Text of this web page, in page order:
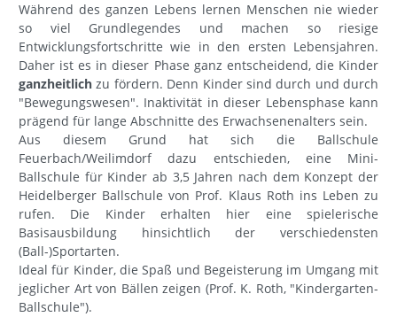
Während des ganzen Lebens lernen Menschen nie wieder
so viel Grundlegendes und machen so riesige
Entwicklungsfortschritte wie in den ersten Lebensjahren.
Daher ist es in dieser Phase ganz entscheidend, die Kinder
ganzheitlich zu fördern. Denn Kinder sind durch und durch
"Bewegungswesen". Inaktivität in dieser Lebensphase kann
prägend für lange Abschnitte des Erwachsenenalters sein.
Aus diesem Grund hat sich die Ballschule
Feuerbach/Weilimdorf dazu entschieden, eine Mini-
Ballschule für Kinder ab 3,5 Jahren nach dem Konzept der
Heidelberger Ballschule von Prof. Klaus Roth ins Leben zu
rufen. Die Kinder erhalten hier eine spielerische
Basisausbildung hinsichtlich der verschiedensten
(Ball-)Sportarten.
Ideal für Kinder, die Spaß und Begeisterung im Umgang mit
jeglicher Art von Bällen zeigen (Prof. K. Roth, "Kindergarten-
Ballschule").